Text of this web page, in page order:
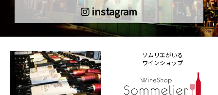
instagram
ソムリエがいる
ワインショップ